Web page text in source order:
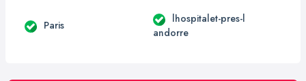
Paris
lhospitalet-pres-l
andorre